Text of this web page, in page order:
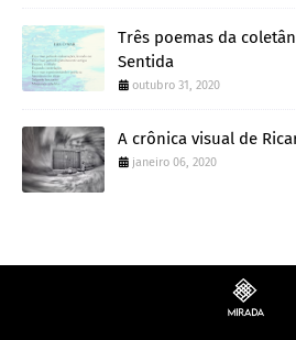
Três poemas da
Sentida
outubro 31, 2020
A crônica visual de
janeiro 06, 2020